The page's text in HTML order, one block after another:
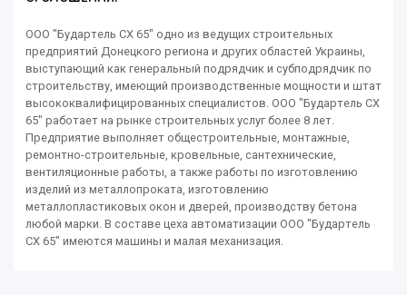
ООО "Будартель СХ 65" одно из ведущих строительных
предприятий Донецкого региона и других областей Украины,
выступающий как генеральный подрядчик и субподрядчик по
строительству, имеющий производственные мощности и штат
высококвалифицированных специалистов. ООО "Будартель СХ
65" работает на рынке строительных услуг более 8 лет.
Предприятие выполняет общестроительные, монтажные,
ремонтно-строительные, кровельные, сантехнические,
вентиляционные работы, а также работы по изготовлению
изделий из металлопроката, изготовлению
металлопластиковых окон и дверей, производству бетона
любой марки. В составе цеха автоматизации ООО "Будартель
СХ 65" имеются машины и малая механизация.